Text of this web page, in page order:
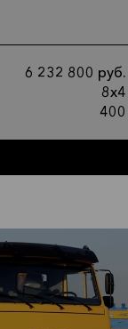
6 232 800 руб.
8х4
400